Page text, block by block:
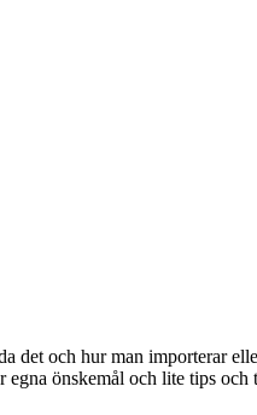
det och hur man importerar
egna önskemål och lite tips och